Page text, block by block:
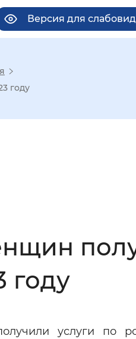
Версия для
году
году
услуги по